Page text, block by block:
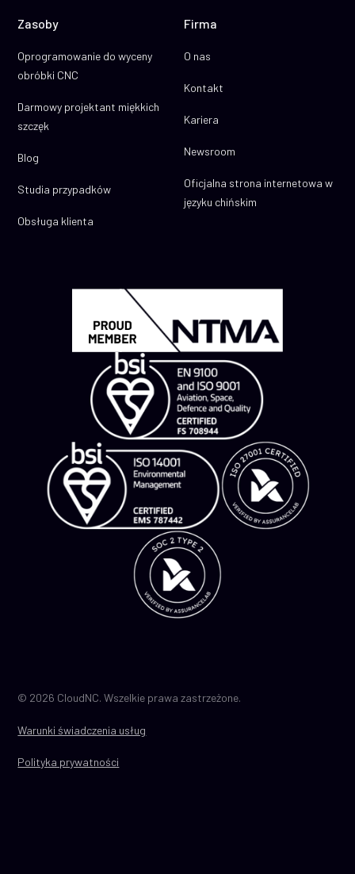
Zasoby
Oprogramowanie do wyceny
obróbki CNC
Darmowy projektant miękkich
szczęk
Blog
Studia przypadków
Obsługa klienta
Firma
O nas
Kontakt
Kariera
Newsroom
Oficjalna strona internetowa w
języku chińskim
Warunki świadczenia usług
Polityka prywatności
© 2026 CloudNC. Wszelkie prawa zastrzeżone.